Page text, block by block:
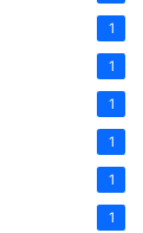
1
1
1
1
1
1